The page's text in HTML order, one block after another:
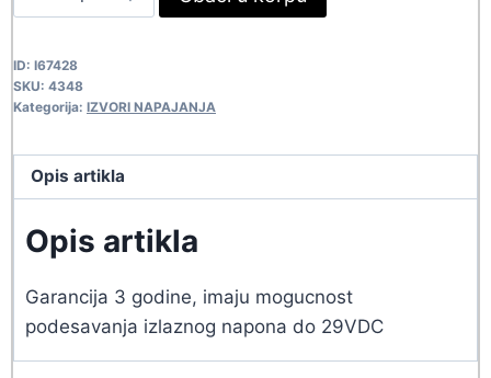
MW
100-
24
quantity
ID: I67428
SKU: 4348
Kategorija: IZVORI NAPAJANJA
Opis artikla
Opis artikla
Garancija 3 godine, imaju mogucnost
podesavanja izlaznog napona do 29VDC